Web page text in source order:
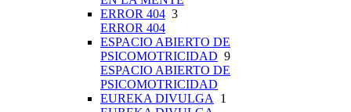
ERROR 404 3
ERROR 404
ESPACIO ABIERTO DE
PSICOMOTRICIDAD 9
ESPACIO ABIERTO DE
PSICOMOTRICIDAD
EUREKA DIVULGA 1